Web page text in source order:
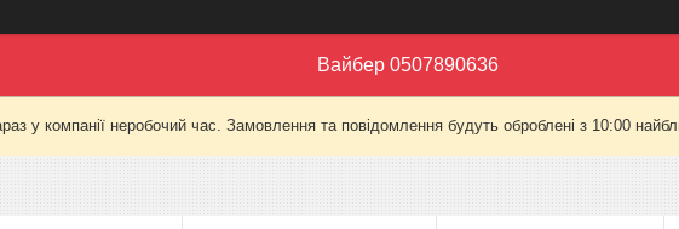
Вайбер 0507890636
у компанії неробочий час. Замовлення та повідомлення будуть оброблені з 10:00